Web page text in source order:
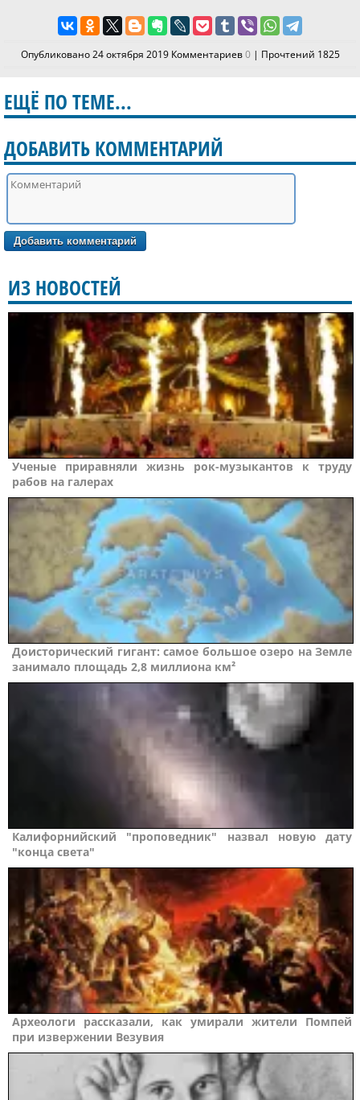
Опубликовано 24 октября 2019 Комментариев0| Прочтений 1825
ЕЩЁ ПО ТЕМЕ...
ДОБАВИТЬ КОММЕНТАРИЙ
ИЗ НОВОСТЕЙ
Ученые приравняли жизнь рок-музыкантов к труду
рабов на галерах
Доисторический гигант: самое большое озеро на Земле
занимало площадь 2,8 миллиона км²
Калифорнийский "проповедник" назвал новую дату
"конца света"
Археологи рассказали, как умирали жители Помпей
при извержении Везувия